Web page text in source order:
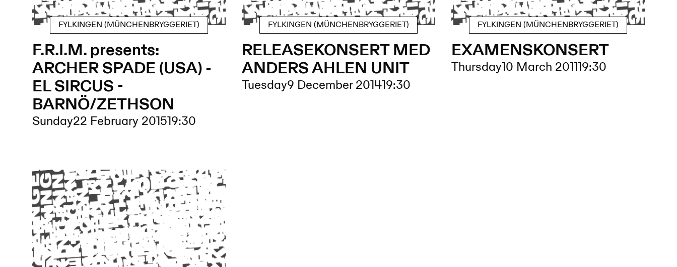
FYLKINGEN (MÜNCHENBRYGGERIET)
F.R.I.M. presents:
ARCHER SPADE (USA) -
EL SIRCUS -
BARNÖ/ZETHSON
Sunday22 February 201519:30
FYLKINGEN (MÜNCHENBRYGGERIET)
RELEASEKONSERT MED
ANDERS AHLEN UNIT
Tuesday9 December 201419:30
FYLKINGEN (MÜNCHENBRYGGERIET)
EXAMENSKONSERT
Thursday10 March 201119:30